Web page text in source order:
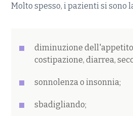
Molto spesso, i pazienti si sono
diminuzione
costipazione, diarrea,
sonnolenza o insonnia;
sbadigliando;